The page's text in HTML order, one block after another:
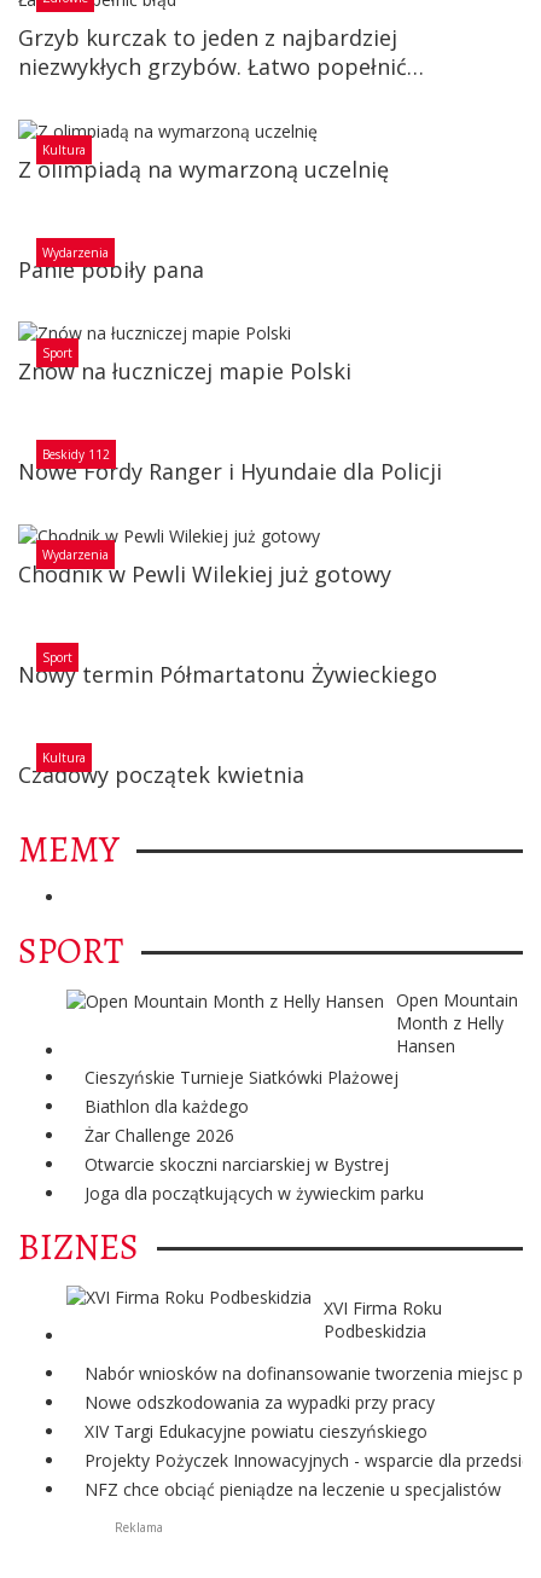
Grzyb kurczak to jeden z najbardziej
niezwykłych grzybów. Łatwo popełnić…
Kultura
Z olimpiadą na wymarzoną uczelnię
Wydarzenia
Panie pobiły pana
Sport
Znów na łuczniczej mapie Polski
Beskidy 112
Nowe Fordy Ranger i Hyundaie dla Policji
Wydarzenia
Chodnik w Pewli Wilekiej już gotowy
Sport
Nowy termin Półmartatonu Żywieckiego
Kultura
Czadowy początek kwietnia
MEMY
SPORT
Open Mountain
Month z Helly
Hansen
Cieszyńskie Turnieje Siatkówki Plażowej
Biathlon dla każdego
Żar Challenge 2026
Otwarcie skoczni narciarskiej w Bystrej
Joga dla początkujących w żywieckim parku
BIZNES
XVI Firma Roku
Podbeskidzia
Nabór wniosków na dofinansowanie tworzenia miejsc
Nowe odszkodowania za wypadki przy pracy
XIV Targi Edukacyjne powiatu cieszyńskiego
Projekty Pożyczek Innowacyjnych - wsparcie dla
NFZ chce obciąć pieniądze na leczenie u specjalistów
Reklama